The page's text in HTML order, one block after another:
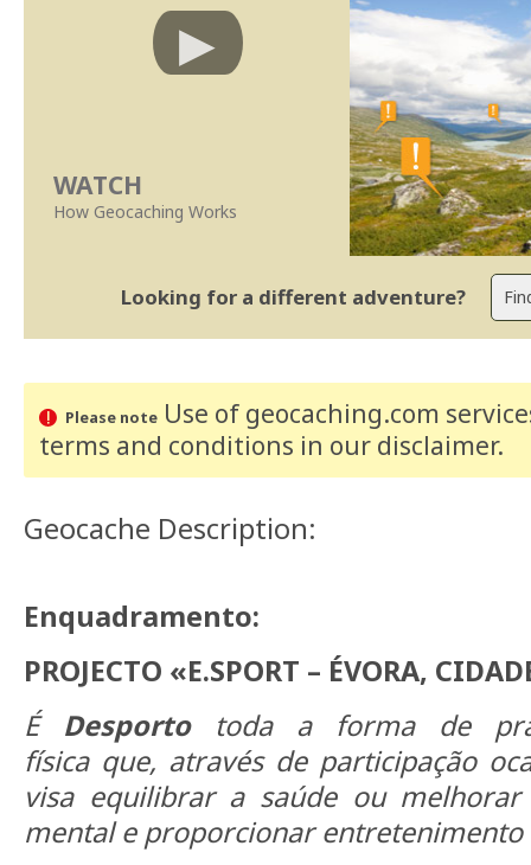
WATCH
How Geocaching Works
Looking for a different adventure?
Please noteUse of geocaching.com
terms and conditions in our disclaimer.
Geocache Description:
Enquadramento:
PROJECTO «E.SPORT – ÉVORA,
É Desporto
toda a forma de
física que, através de participação
visa equilibrar a saúde ou
mental e proporcionar entretenimento